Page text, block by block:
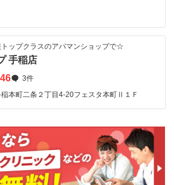
ップクラスのアパマンショップで☆
手稲店
3件
本町二条２丁目4-20フェスタ本町Ⅱ１Ｆ